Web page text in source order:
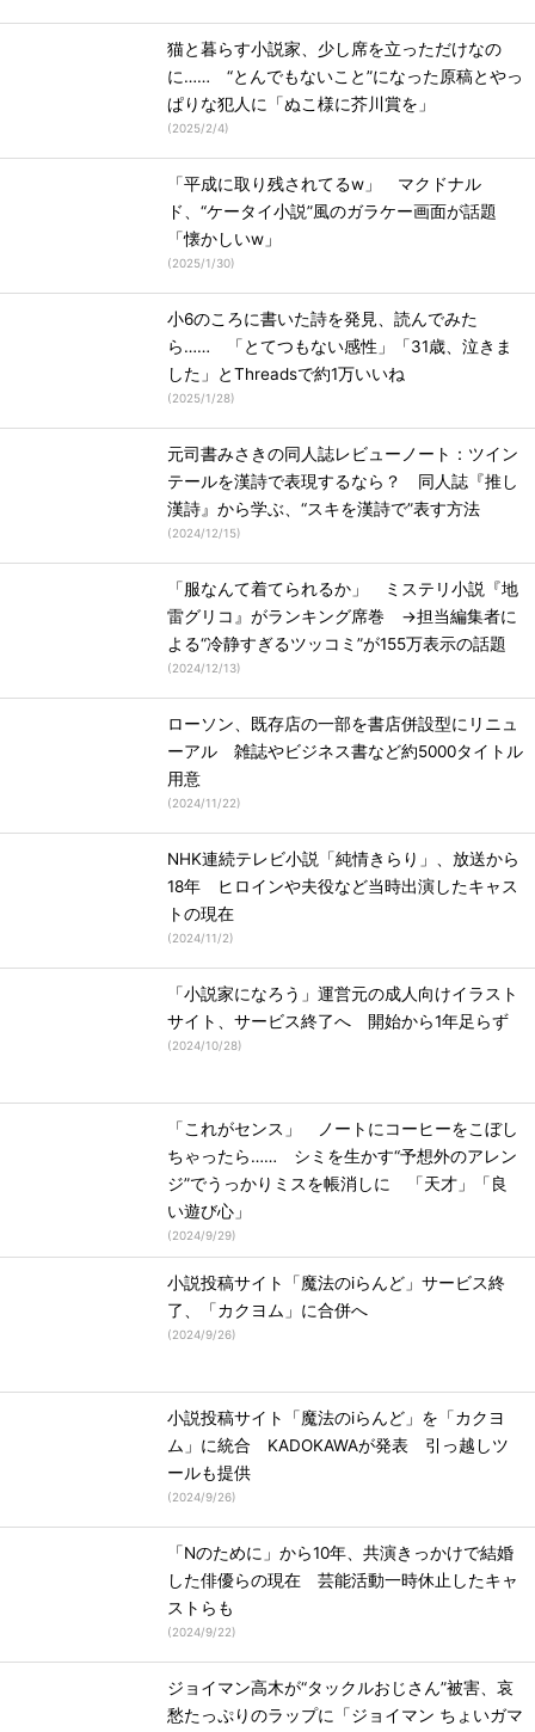
猫と暮らす小説家、少し席を立っただけなの
に…… “とんでもないこと”になった原稿とやっ
ぱりな犯人に「ぬこ様に芥川賞を」
(2025/2/4)
「平成に取り残されてるw」 マクドナル
ド、“ケータイ小説”風のガラケー画面が話題
「懐かしいw」
(2025/1/30)
小6のころに書いた詩を発見、読んでみた
ら…… 「とてつもない感性」「31歳、泣きま
した」とThreadsで約1万いいね
(2025/1/28)
元司書みさきの同人誌レビューノート：ツイン
テールを漢詩で表現するなら？ 同人誌『推し
漢詩』から学ぶ、“スキを漢詩で”表す方法
(2024/12/15)
「服なんて着てられるか」 ミステリ小説『地
雷グリコ』がランキング席巻 →担当編集者に
よる“冷静すぎるツッコミ”が155万表示の話題
(2024/12/13)
ローソン、既存店の一部を書店併設型にリニュ
ーアル 雑誌やビジネス書など約5000タイトル
用意
(2024/11/22)
NHK連続テレビ小説「純情きらり」、放送から
18年 ヒロインや夫役など当時出演したキャス
トの現在
(2024/11/2)
「小説家になろう」運営元の成人向けイラスト
サイト、サービス終了へ 開始から1年足らず
(2024/10/28)
「これがセンス」 ノートにコーヒーをこぼし
ちゃったら…… シミを生かす“予想外のアレン
ジ”でうっかりミスを帳消しに 「天才」「良
い遊び心」
(2024/9/29)
小説投稿サイト「魔法のiらんど」サービス終
了、「カクヨム」に合併へ
(2024/9/26)
小説投稿サイト「魔法のiらんど」を「カクヨ
ム」に統合 KADOKAWAが発表 引っ越しツ
ールも提供
(2024/9/26)
「Nのために」から10年、共演きっかけで結婚
した俳優らの現在 芸能活動一時休止したキャ
ストらも
(2024/9/22)
ジョイマン高木が“タックルおじさん”被害、哀
愁たっぷりのラップに「ジョイマン ちょいガマ